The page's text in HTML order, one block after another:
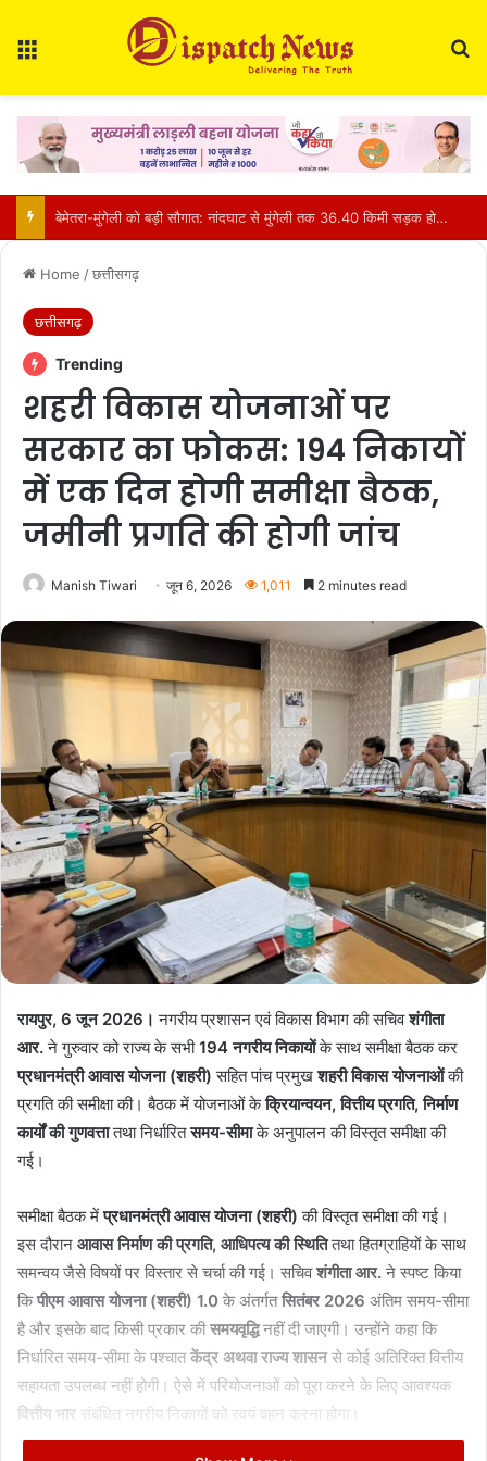
मध्यप्रदेश से आए 3 हाथियों का मरवाही में आतंक: घरों में घुसकर तोड़फोड़, फसलें रौंदी; वन विभाग ने जारी किया अलर्ट
Home /छत्तीसगढ़
छत्तीसगढ़
Trending
शहरी विकास योजनाओं पर
सरकार का फोकस: 194 निकायों
में एक दिन होगी समीक्षा बैठक,
जमीनी प्रगति की होगी जांच
Manish Tiwari जून 6, 2026 1,011 2 minutes read
रायपुर, 6 जून 2026। नगरीय प्रशासन एवं विकास विभाग की सचिवशंगीता
आर.ने गुरुवार को राज्य के सभी194 नगरीय निकायोंके साथ समीक्षा बैठक कर
प्रधानमंत्री आवास योजना (शहरी) सहित पांच प्रमुखशहरी विकास योजनाओंकी
प्रगति की समीक्षा की। बैठक में योजनाओं केक्रियान्वयन, वित्तीय प्रगति, निर्माण
कार्यों की गुणवत्तातथा निर्धारितसमय-सीमाके अनुपालन की विस्तृत समीक्षा की
गई।
समीक्षा बैठक मेंप्रधानमंत्री आवास योजना (शहरी) की विस्तृत समीक्षा की गई।
इस दौरान आवास निर्माण की प्रगति, आधिपत्य की स्थितितथा हितग्राहियों के साथ
समन्वय जैसे विषयों पर विस्तार से चर्चा की गई। सचिवशंगीता आर.ने स्पष्ट किया
किपीएम आवास योजना (शहरी) 1.0 के अंतर्गतसितंबर 2026 अंतिम समय-सीमा
है और इसके बाद किसी प्रकार कीसमयवृद्धिनहीं दी जाएगी। उन्होंने कहा कि
निर्धारित समय-सीमा के पश्चातकेंद्र अथवा राज्य शासन से कोई अतिरिक्त वित्तीय
सहायता उपलब्ध नहीं होगी। ऐसे में परियोजनाओं को पूरा करने के लिए आवश्यक
वित्तीय भार संबंधित नगरीय निकायों को स्वयं वहन करना होगा।